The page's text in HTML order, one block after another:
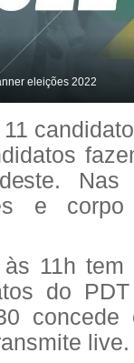
eleições 2022
Nas
e
às 11h tem
do
concede
live.